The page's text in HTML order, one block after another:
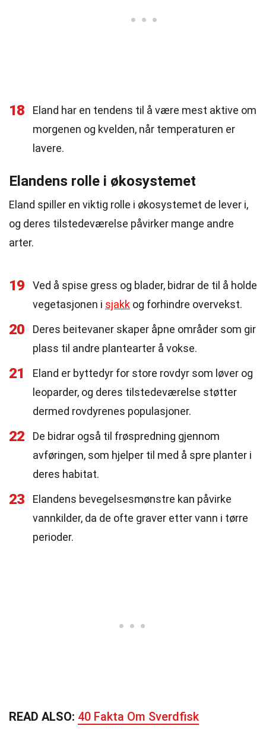
18
Eland har en tendens til å være mest aktive om
morgenen og kvelden, når temperaturen er
lavere.
Elandens rolle i økosystemet
Eland spiller en viktig rolle i økosystemet de lever i,
og deres tilstedeværelse påvirker mange andre
arter.
19
Ved å spise gress og blader, bidrar de til å holde
vegetasjonen i sjakk og forhindre overvekst.
20
Deres beitevaner skaper åpne områder som gir
plass til andre plantearter å vokse.
21
Eland er byttedyr for store rovdyr som løver og
leoparder, og deres tilstedeværelse støtter
dermed rovdyrenes populasjoner.
22
De bidrar også til frøspredning gjennom
avføringen, som hjelper til med å spre planter i
deres habitat.
23
Elandens bevegelsesmønstre kan påvirke
vannkilder, da de ofte graver etter vann i tørre
perioder.
READ ALSO: 40 Fakta Om Sverdfisk